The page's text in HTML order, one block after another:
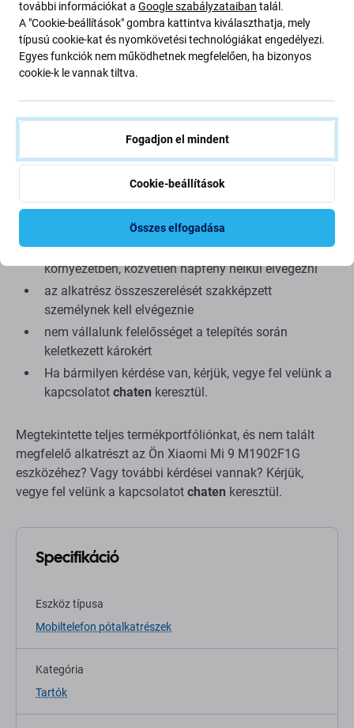
megtudni a minőségről, olvassa el blogunkat, ahol
részletesebben is foglalkozunk a minőséggel.
Összeszerelés és tippek:
szerszámok szükségesek, amelyek megtalálhatók a
Összeszereléskor ügyeljen a csatlakozók törékeny
az alkatrész működőképességének tesztelése az
összeszerelés előtt
próbálja meg a javításokat száraz, pormentes
környezetben, közvetlen napfény nélkül elvégezni
az alkatrész összeszerelését szakképzett
személynek kell elvégeznie
nem vállalunk felelősséget a telepítés során
keletkezett károkért
Ha bármilyen kérdése van, kérjük, vegye fel velünk a
kapcsolatot chaten keresztül.
Megtekintette teljes termékportfóliónkat, és nem talált
megfelelő alkatrészt az Ön Xiaomi Mi 9 M1902F1G
eszközéhez? Vagy további kérdései vannak? Kérjük,
vegye fel velünk a kapcsolatot chaten keresztül.
Specifikáció
Eszköz típusa
Mobiltelefon pótalkatrészek
Kategória
Tartók
további információkat a Google szabályzataiban talál.
A "Cookie-beállítások" gombra kattintva kiválaszthatja, mely
típusú cookie-kat és nyomkövetési technológiákat engedélyezi.
Egyes funkciók nem működhetnek megfelelően, ha bizonyos
cookie-k le vannak tiltva.
Fogadjon el mindent
Cookie-beállítások
Összes elfogadása